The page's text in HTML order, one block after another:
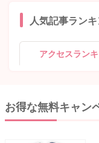
人気記事ラン
アクセスラン
お得な無料キャン